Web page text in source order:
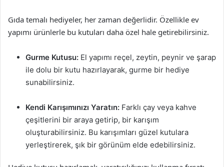
Gıda temalı hediyeler, her zaman değerlidir. Özellikle ev
yapımı ürünlerle bu kutuları daha özel hale getirebilirsiniz.
Gurme Kutusu: El yapımı reçel, zeytin, peynir ve şarap
ile dolu bir kutu hazırlayarak, gurme bir hediye
sunabilirsiniz.
Kendi Karışımınızı Yaratın: Farklı çay veya kahve
çeşitlerini bir araya getirip, bir karışım
oluşturabilirsiniz. Bu karışımları güzel kutulara
yerleştirerek, şık bir görünüm elde edebilirsiniz.